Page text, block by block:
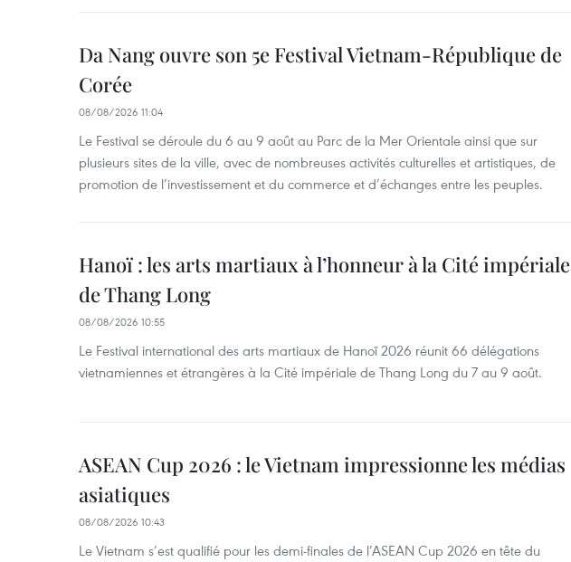
Da Nang ouvre son 5e Festival Vietnam-République de
Corée
08/08/2026 11:04
Le Festival se déroule du 6 au 9 août au Parc de la Mer Orientale ainsi que sur
plusieurs sites de la ville, avec de nombreuses activités culturelles et artistiques, de
promotion de l’investissement et du commerce et d’échanges entre les peuples.
Hanoï : les arts martiaux à l’honneur à la Cité impériale
de Thang Long
08/08/2026 10:55
Le Festival international des arts martiaux de Hanoï 2026 réunit 66 délégations
vietnamiennes et étrangères à la Cité impériale de Thang Long du 7 au 9 août.
ASEAN Cup 2026 : le Vietnam impressionne les médias
asiatiques
08/08/2026 10:43
Le Vietnam s’est qualifié pour les demi-finales de l’ASEAN Cup 2026 en tête du